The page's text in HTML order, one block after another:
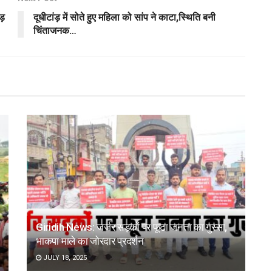
दूधीटांड़ में सोते हुए महिला को सांप ने काटा,स्थिति बनी
चिंताजनक…
Giridih News: जर्जर सड़कों पर फूटा जनता का गुस्सा,
भाकपा माले का जोरदार प्रदर्शन
JULY 18, 2025